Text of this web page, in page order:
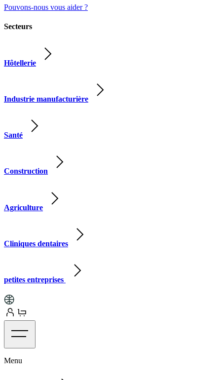
Pouvons-nous vous aider ?
Secteurs
Hôtellerie
Industrie manufacturière
Santé
Construction
Agriculture
Cliniques dentaires
petites entreprises
Menu